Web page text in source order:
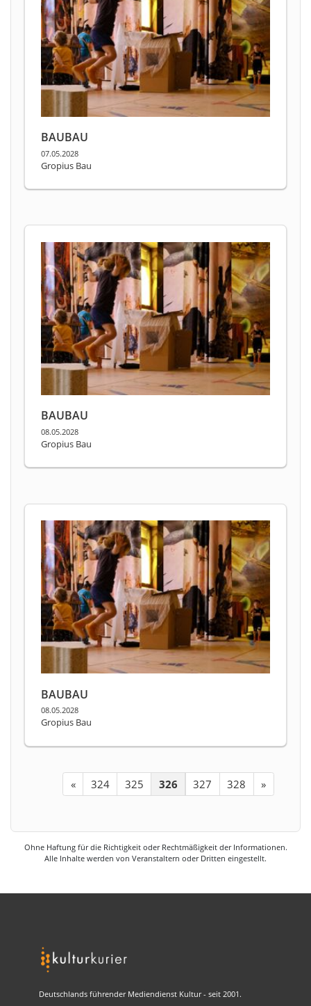
BAUBAU
07.05.2028
Gropius Bau
BAUBAU
08.05.2028
Gropius Bau
BAUBAU
08.05.2028
Gropius Bau
« 324 325 326 327 328 »
Ohne Haftung für die Richtigkeit oder Rechtmäßigkeit der Informationen.
Alle Inhalte werden von Veranstaltern oder Dritten eingestellt.
Deutschlands führender Mediendienst Kultur - seit 2001.